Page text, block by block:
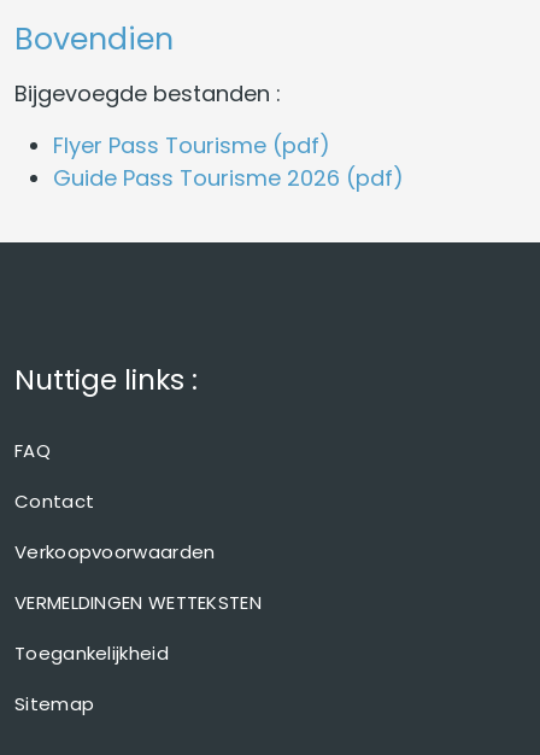
Bovendien
Bijgevoegde bestanden :
Flyer Pass Tourisme (pdf)
Guide Pass Tourisme 2026 (pdf)
Nuttige links :
FAQ
Contact
Verkoopvoorwaarden
VERMELDINGEN WETTEKSTEN
Toegankelijkheid
Sitemap